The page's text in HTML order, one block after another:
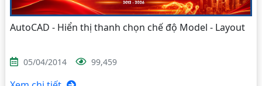
AutoCAD - Hiển thị thanh chọn chế độ Model - Layout
05/04/2014 99,459